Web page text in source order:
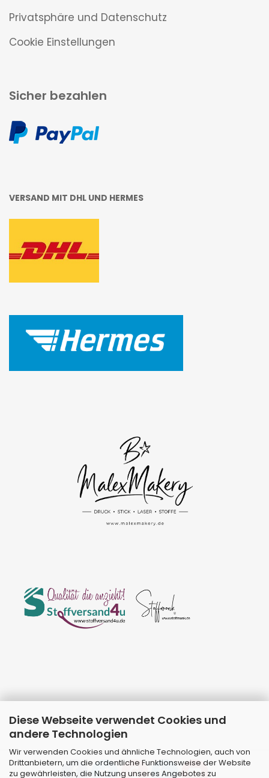
Diese Webseite verwendet Cookies und
andere Technologien
Wir verwenden Cookies und ähnliche Technologien, auch von
Drittanbietern, um die ordentliche Funktionsweise der Website
zu gewährleisten, die Nutzung unseres Angebotes zu
Privatsphäre und Datenschutz
Cookie Einstellungen
Sicher bezahlen
VERSAND MIT DHL UND HERMES